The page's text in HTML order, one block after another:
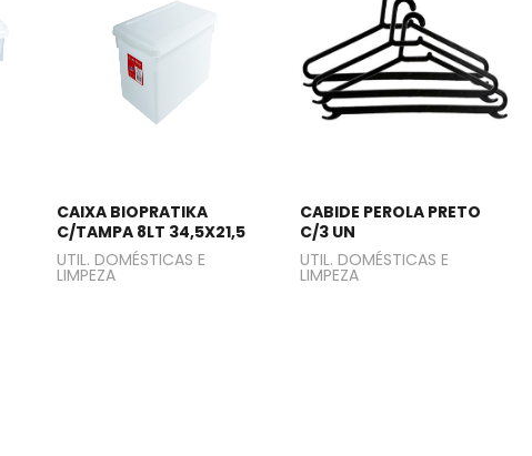
CAIXA BIOPRATIKA
C/TAMPA 8LT 34,5X21,5
UTIL. DOMÉSTICAS E
LIMPEZA
CABIDE PEROLA PRETO
C/3 UN
UTIL. DOMÉSTICAS E
LIMPEZA